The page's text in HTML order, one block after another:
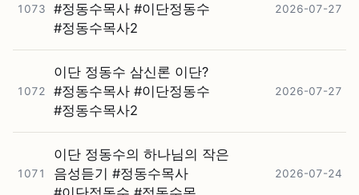
1073
#⁠정동수목사 #⁠이단정동수
#⁠정동수목사2
2026-07-27
1072
이단 정동수 삼신론 이단?
#⁠정동수목사 #⁠이단정동수
#⁠정동수목사2
2026-07-27
1071
이단 정동수의 하나님의 작은
음성듣기 #⁠정동수목사
2026-07-24